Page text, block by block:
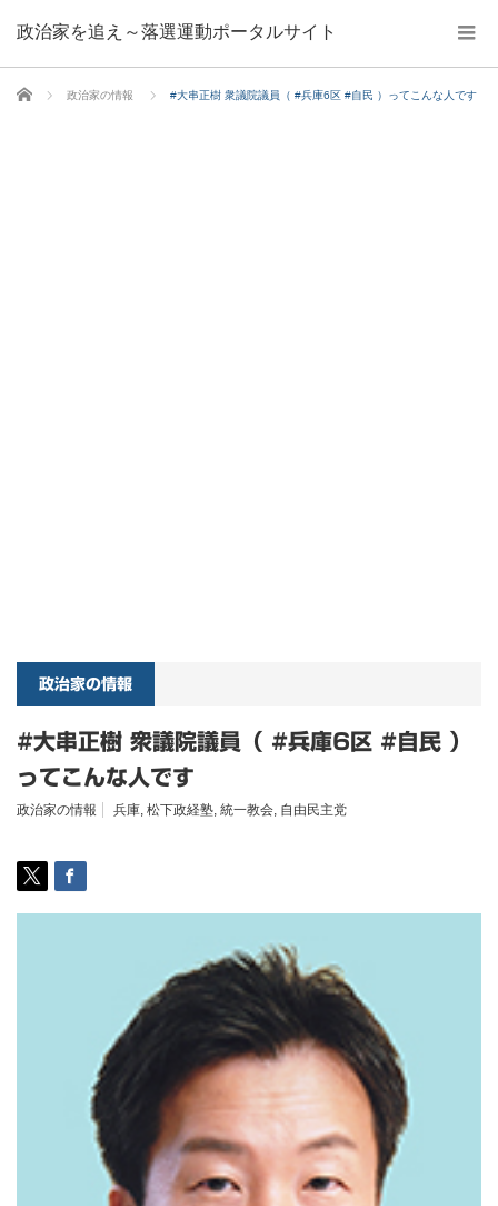
政治家を追え～落選運動ポータルサイト
ホーム 政治家の情報 #大串正樹 衆議院議員（ #兵庫6区 #自民 ）ってこんな人です
政治家の情報
#大串正樹 衆議院議員（ #兵庫6区 #自民 ）
ってこんな人です
政治家の情報 兵庫, 松下政経塾, 統一教会, 自由民主党